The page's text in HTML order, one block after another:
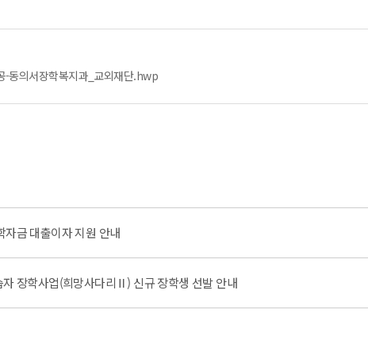
-동의서장학복지과_교외재단.hwp
자금 대출이자 지원 안내
장학사업(희망사다리Ⅱ) 신규 장학생 선발 안내